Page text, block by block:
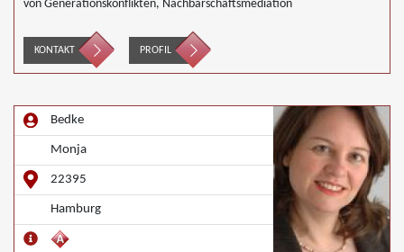
von Generationskonflikten, Nachbarschaftsmediation
KONTAKT PROFIL
Bedke
Monja
22395
Hamburg